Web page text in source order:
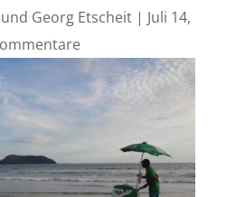
Georg Etscheit| Juli 14,